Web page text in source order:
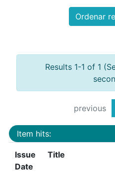
Ordenar
Results 1-1 of 1
previous
Item hits:
Issue
Date
Title